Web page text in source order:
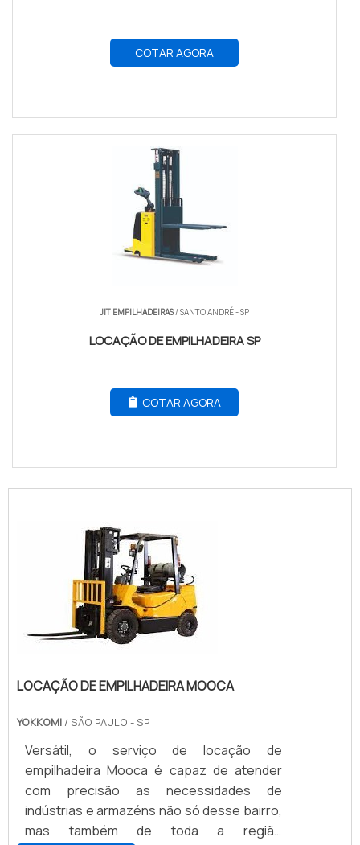
COTAR AGORA
JIT EMPILHADEIRAS/ SANTO ANDRÉ - SP
LOCAÇÃO DE EMPILHADEIRA SP
COTAR AGORA
LOCAÇÃO DE EMPILHADEIRA MOOCA
YOKKOMI / SÃO PAULO - SP
Versátil, o serviço de locação de
empilhadeira Mooca é capaz de atender
com precisão as necessidades de
indústrias e armazéns não só desse bairro,
mas também de toda a região